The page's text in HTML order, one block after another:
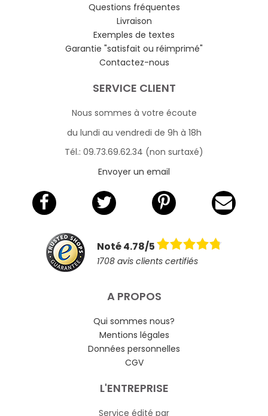
Questions fréquentes
Livraison
Exemples de textes
Garantie "satisfait ou réimprimé"
Contactez-nous
SERVICE CLIENT
Nous sommes à votre écoute
du lundi au vendredi de 9h à 18h
Tél.: 09.73.69.62.34 (non surtaxé)
Envoyer un email
Noté 4.78/5
1708 avis clients certifiés
A PROPOS
Qui sommes nous?
Mentions légales
Données personnelles
CGV
L'ENTREPRISE
Service édité par